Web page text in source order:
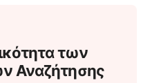
των
Αναζήτησης